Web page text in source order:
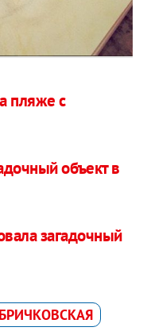
пляже с
объект в
загадочный